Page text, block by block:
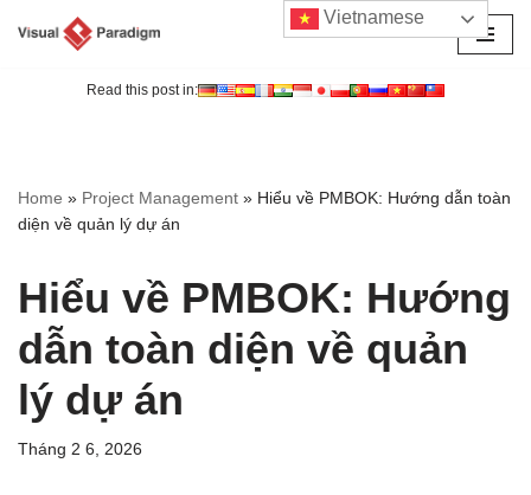
Read this post in:
Home » Project Management » Hiểu về PMBOK: Hướng dẫn toàn
diện về quản lý dự án
Hiểu về PMBOK: Hướng
dẫn toàn diện về quản
lý dự án
Tháng 2 6, 2026
Vietnamese